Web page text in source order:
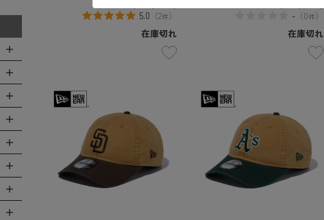
5.0 （2件）
在庫切れ
- （0件）
在庫切れ